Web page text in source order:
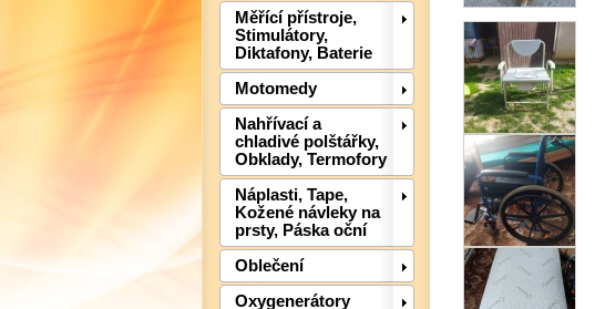
Měřící přístroje,
Stimulátory,
Diktafony, Baterie
Motomedy
Nahřívací a
chladivé polštářky,
Obklady, Termofory
Náplasti, Tape,
Kožené návleky na
prsty, Páska oční
Oblečení
Oxygenerátory